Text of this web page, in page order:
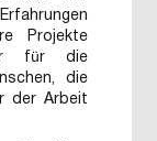
Projekte
für die
die
der Arbeit